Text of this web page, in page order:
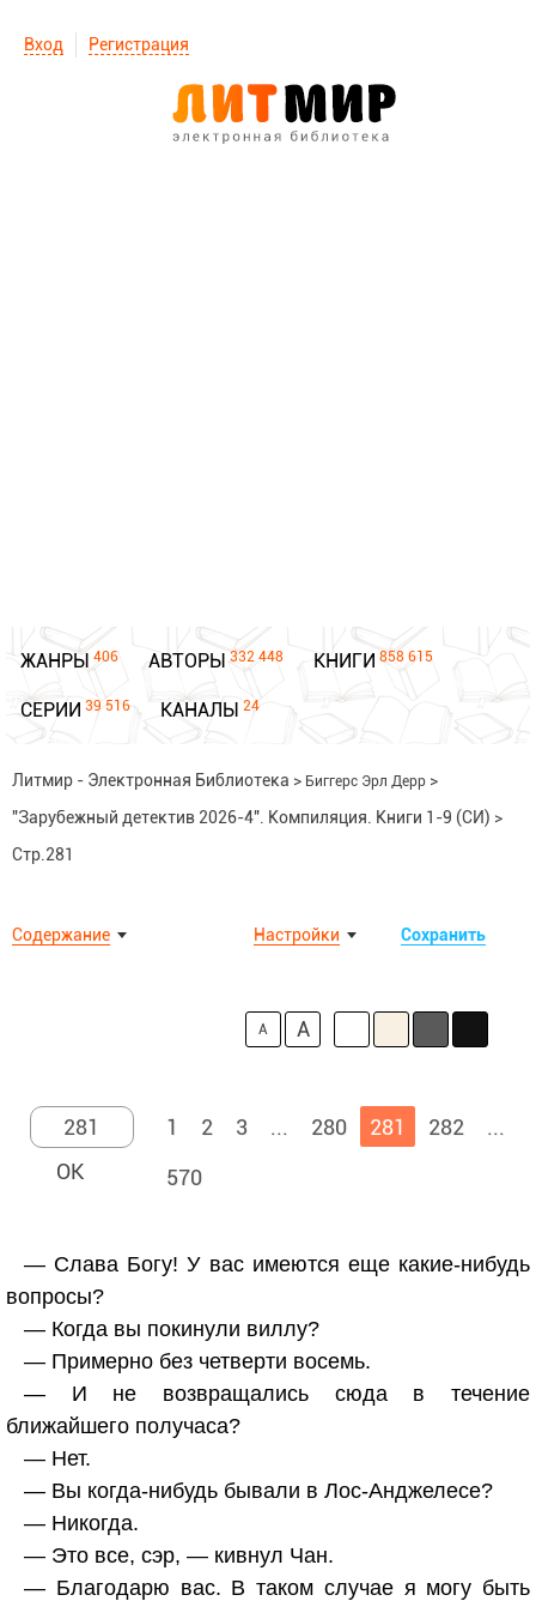
Вход Регистрация
ЖАНРЫ 406 АВТОРЫ 332 448 КНИГИ 858 615
СЕРИИ 39 516 КАНАЛЫ 24
Литмир - Электронная Библиотека > Биггерс Эрл Дерр >
"Зарубежный детектив 2026-4". Компиляция. Книги 1-9 (СИ) >
Стр.281
Содержание Сохранить
Настройки
A A
1 2 3 ... 280 281 282
...
570
— Слава Богу! У вас имеются еще какие-нибудь
вопросы?
— Когда вы покинули виллу?
— Примерно без четверти восемь.
— И не возвращались сюда в течение
ближайшего получаса?
— Нет.
— Вы когда-нибудь бывали в Лос-Анджелесе?
— Никогда.
— Это все, сэр, — кивнул Чан.
— Благодарю вас. В таком случае я могу быть